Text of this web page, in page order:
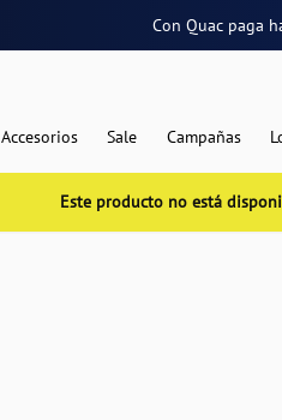
Con Quac paga
Accesorios Sale Campañas
Este producto no está